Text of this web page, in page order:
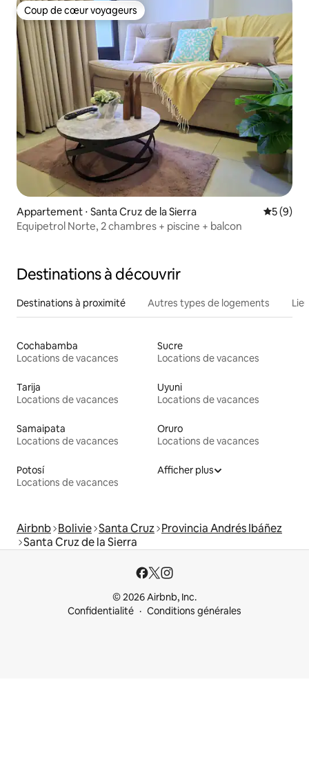
Coup de cœur voyageurs
Coup de cœur voyageurs
Appartement ⋅ Santa Cruz de la Sierra
5 (9)
Equipetrol Norte, 2 chambres + piscine + balcon
Destinations à découvrir
Destinations à proximité Autres types de logements
Cochabamba
Locations de vacances
Sucre
Locations de vacances
Tarija
Locations de vacances
Uyuni
Locations de vacances
Samaipata
Locations de vacances
Oruro
Locations de vacances
Potosí
Locations de vacances
Afficher plus
Airbnb Bolivie Santa Cruz Provincia Andrés Ibáñez
Santa Cruz de la Sierra
© 2026 Airbnb, Inc.
Confidentialité
Conditions générales